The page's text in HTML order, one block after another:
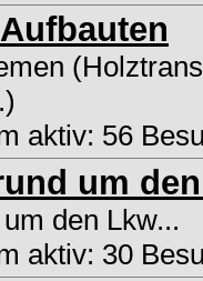
aktiv: 56
um
den Lkw...
aktiv: 30